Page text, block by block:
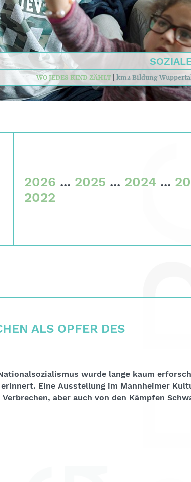
WO JEDES KIND ZÄHLT km2 Bildung
2026 ... 2025 ... 2024 ...
2022
ALS OPFER DES
wurde lange kaum
Eine Ausstellung im Mannheimer
aber auch von den Kämpfen